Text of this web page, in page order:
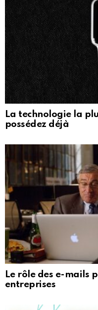
La technologie la
possédez déjà
Le rôle des e-mails
entreprises